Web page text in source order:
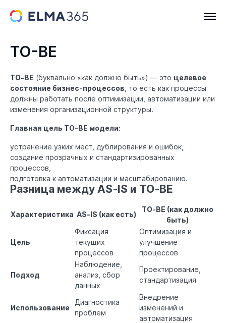
TO-BE
TO‑BE (буквально «как должно быть») — это целевое
состояние бизнес-процессов , то есть как процессы
должны работать после оптимизации, автоматизации или
изменения организационной структуры.
Главная цель TO‑BE модели:
устранение узких мест, дублирования и ошибок,
создание прозрачных и стандартизированных
процессов,
подготовка к автоматизации и масштабированию.
Разница между AS‑IS и TO‑BE
Характеристика AS‑IS (как есть)
TO‑BE (как должно
быть)
Цель
Фиксация
текущих
процессов
Оптимизация и
улучшение
процессов
Подход
Наблюдение,
анализ, сбор
данных
Проектирование,
стандартизация
Использование
Диагностика
проблем
Внедрение
изменений и
автоматизация